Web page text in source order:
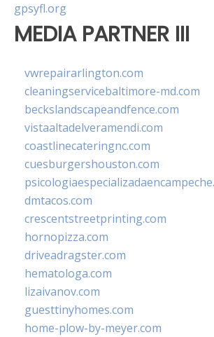
gpsyfl.org
MEDIA PARTNER III
vwrepairarlington.com
cleaningservicebaltimore-md.com
beckslandscapeandfence.com
vistaaltadelveramendi.com
coastlinecateringnc.com
cuesburgershouston.com
dmtacos.com
crescentstreetprinting.com
hornopizza.com
driveadragster.com
hematologa.com
lizaivanov.com
guesttinyhomes.com
home-plow-by-meyer.com